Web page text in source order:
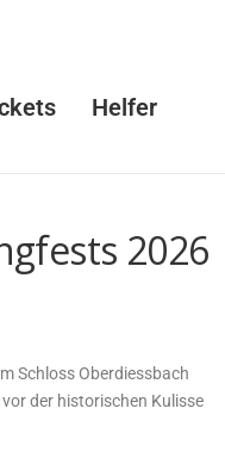
Helfer
2026
Schloss Oberdiessbach
der historischen Kulisse